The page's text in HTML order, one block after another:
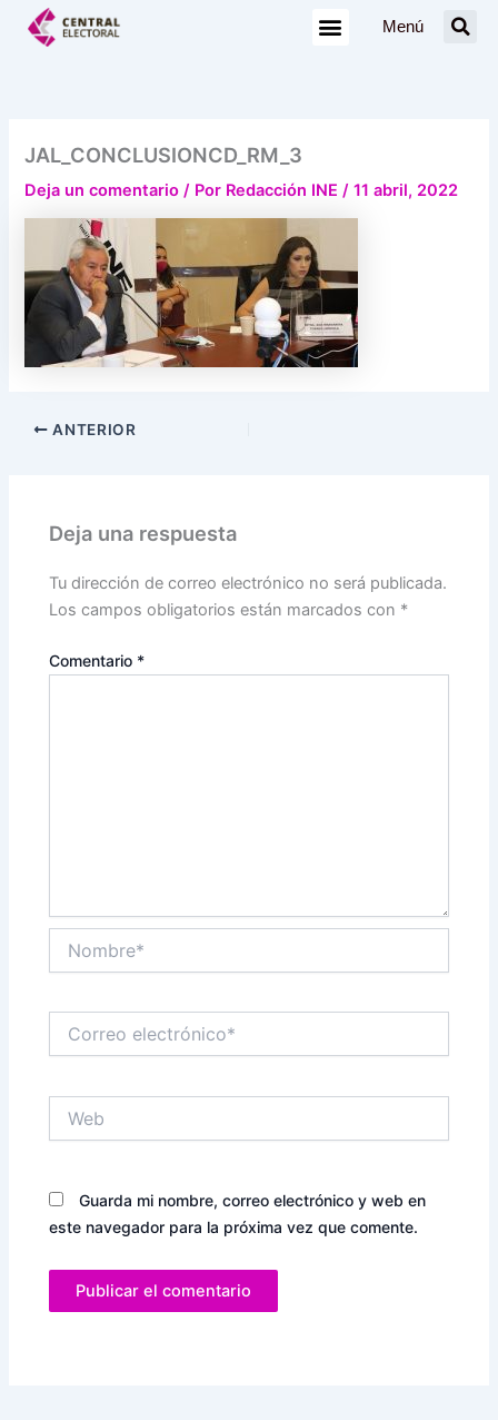
Menú
JAL_CONCLUSIONCD_RM_3
Deja un comentario / Por Redacción INE/11 abril, 2022
ANTERIOR
Deja una respuesta
Tu dirección de correo electrónico no será publicada.
Los campos obligatorios están marcados con *
Comentario *
electrónico*
Guarda mi nombre, correo electrónico y web en
este navegador para la próxima vez que comente.